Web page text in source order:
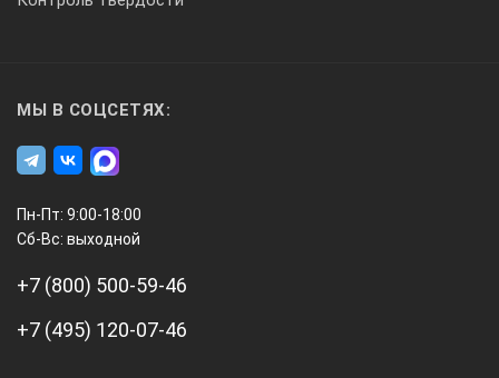
МЫ В СОЦСЕТЯХ:
Пн-Пт: 9:00-18:00
Сб-Вс: выходной
+7 (800) 500-59-46
+7 (495) 120-07-46